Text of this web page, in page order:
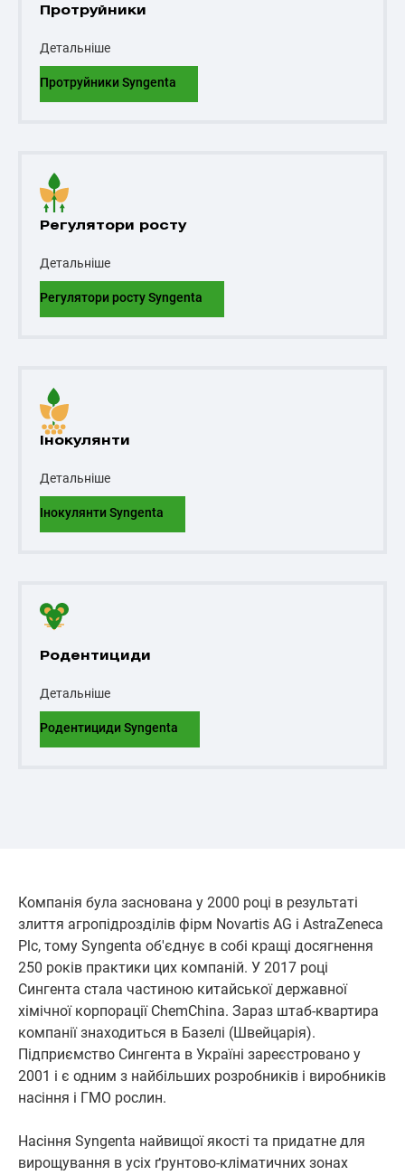
Протруйники
Детальніше
Протруйники Syngenta
Регулятори росту
Детальніше
Регулятори росту Syngenta
Інокулянти
Детальніше
Інокулянти Syngenta
Родентициди
Детальніше
Родентициди Syngenta
Компанія була заснована у 2000 році в результаті
злиття агропідрозділів фірм Novartis AG і AstraZeneca
Plc, тому Syngenta об'єднує в собі кращі досягнення
250 років практики цих компаній. У 2017 році
Сингента стала частиною китайської державної
хімічної корпорації ChemChina. Зараз штаб-квартира
компанії знаходиться в Базелі (Швейцарія).
Підприємство Сингента в Україні зареєстровано у
2001 і є одним з найбільших розробників і виробників
насіння і ГМО рослин.
Насіння Syngenta найвищої якості та придатне для
вирощування в усіх ґрунтово-кліматичних зонах